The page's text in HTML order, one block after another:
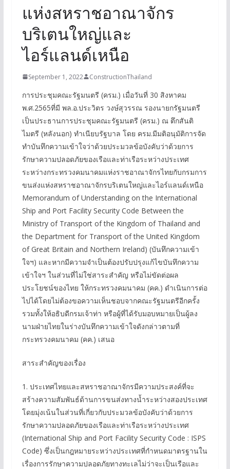
แห่งสหราชอาณาจักร
บริเตนใหญ่และ
ไอร์แลนด์เหนือ
September 1, 2022 ConstructionThailand
การประชุมคณะรัฐมนตรี (ครม.) เมื่อวันที่ 30 สิงหาคม
พ.ศ.2565ที่มี พล.อ.ประวิตร วงษ์สุวรรณ รองนายกรัฐมนตรี
เป็นประธานการประชุมคณะรัฐมนตรี (ครม.) ณ ตึกสันติ
ไมตรี (หลังนอก) ทำเนียบรัฐบาล โดย ครม.มีมติอนุมัติการจัด
ทำบันทึกความเข้าใจว่าด้วยประมวลข้อบังคับว่าด้วยการ
รักษาความปลอดภัยของเรือและท่าเรือระหว่างประเทศ
ระหว่างกระทรวงคมนาคมแห่งราชอาณาจักรไทยกับกรมการ
ขนส่งแห่งสหราชอาณาจักรบริเตนใหญ่และไอร์แลนด์เหนือ
Memorandum of Understanding on the International
Ship and Port Facility Security Code Between the
Ministry of Transport of the Kingdom of Thailand and
the Department for Transport of the United Kingdom
of Great Britain and Northern Ireland) (บันทึกความเข้า
ใจฯ) และหากมีความจำเป็นต้องปรับปรุงแก้ไขบันทึกความ
เข้าใจฯ ในส่วนที่ไม่ใช่สาระสำคัญ หรือไม่ขัดต่อผล
ประโยชน์ของไทย ให้กระทรวงคมนาคม (คค.) ดำเนินการต่อ
ไปได้โดยไม่ต้องขอความเห็นชอบจากคณะรัฐมนตรีอีกครั้ง
รวมทั้งให้อธิบดีกรมเจ้าท่า หรือผู้ที่ได้รับมอบหมายเป็นผู้ลง
นามฝ่ายไทยในร่างบันทึกความเข้าใจดังกล่าวตามที่
กระทรวงคมนาคม (คค.) เสนอ
สาระสำคัญของเรื่อง
1. ประเทศไทยและสหราชอาณาจักรมีความประสงค์ที่จะ
สร้างความสัมพันธ์ด้านการขนส่งทางน้ำระหว่างสองประเทศ
โดยมุ่งเน้นในส่วนที่เกี่ยวกับประมวลข้อบังคับว่าด้วยการ
รักษาความปลอดภัยของเรือและท่าเรือระหว่างประเทศ
(International Ship and Port Facility Security Code : ISPS
Code) ซึ่งเป็นกฎหมายระหว่างประเทศที่กำหนดมาตรฐานใน
เรื่องการรักษาความปลอดภัยทางทะเลไม่ว่าจะเป็นเรือและ